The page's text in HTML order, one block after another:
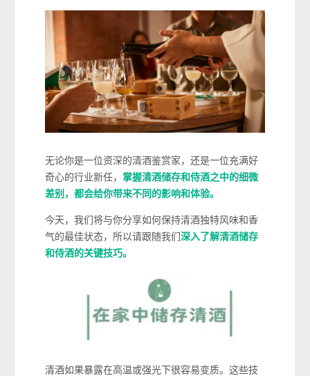
无论你是一位资深的清酒鉴赏家，还是一位充满好
奇心的行业新任，掌握清酒储存和侍酒之中的细微
差别，都会给你带来不同的影响和体验。
今天，我们将与你分享如何保持清酒独特风味和香
气的最佳状态，所以请跟随我们深入了解清酒储存
和侍酒的关键技巧。
清酒如果暴露在高温或强光下很容易变质。这些技